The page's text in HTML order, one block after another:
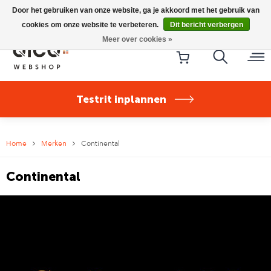
Riese & Müller Nevo5 Silent Core nu direct uit voorraad
leverbaar!
Testrit inplannen
Home Merken Continental
Continental
Door het gebruiken van onze website, ga je akkoord met het gebruik van
cookies om onze website te verbeteren.
Dit bericht verbergen
Meer over cookies »